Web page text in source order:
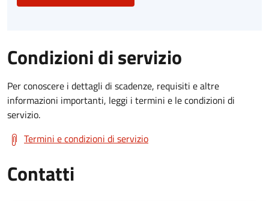
Condizioni di servizio
Per conoscere i dettagli di scadenze, requisiti e altre
informazioni importanti, leggi i termini e le condizioni di
servizio.
Termini e condizioni di servizio
Contatti